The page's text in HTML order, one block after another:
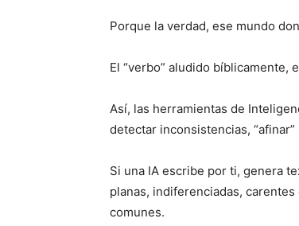
Porque la verdad, ese mundo
El “verbo” aludido bíblicamente,
Así, las herramientas de
detectar inconsistencias,
Si una IA escribe por ti, genera
planas, indiferenciadas,
comunes.